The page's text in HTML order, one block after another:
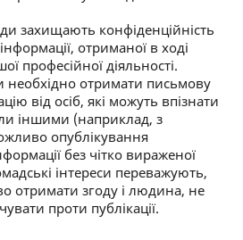
захищають конфіденційність
отриманої в ході
професійної діяльності.
необхідно отримати письмову
від осіб, які можуть впізнати
іншими (наприклад, з
опублікування
без чітко вираженої
інтереси переважують,
отримати згоду і людина, не
проти публікації.